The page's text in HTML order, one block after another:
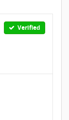
Verified